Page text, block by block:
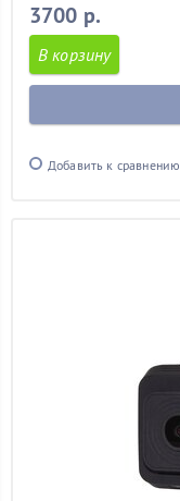
3700 р.
В корзину
Добавить к сравнению